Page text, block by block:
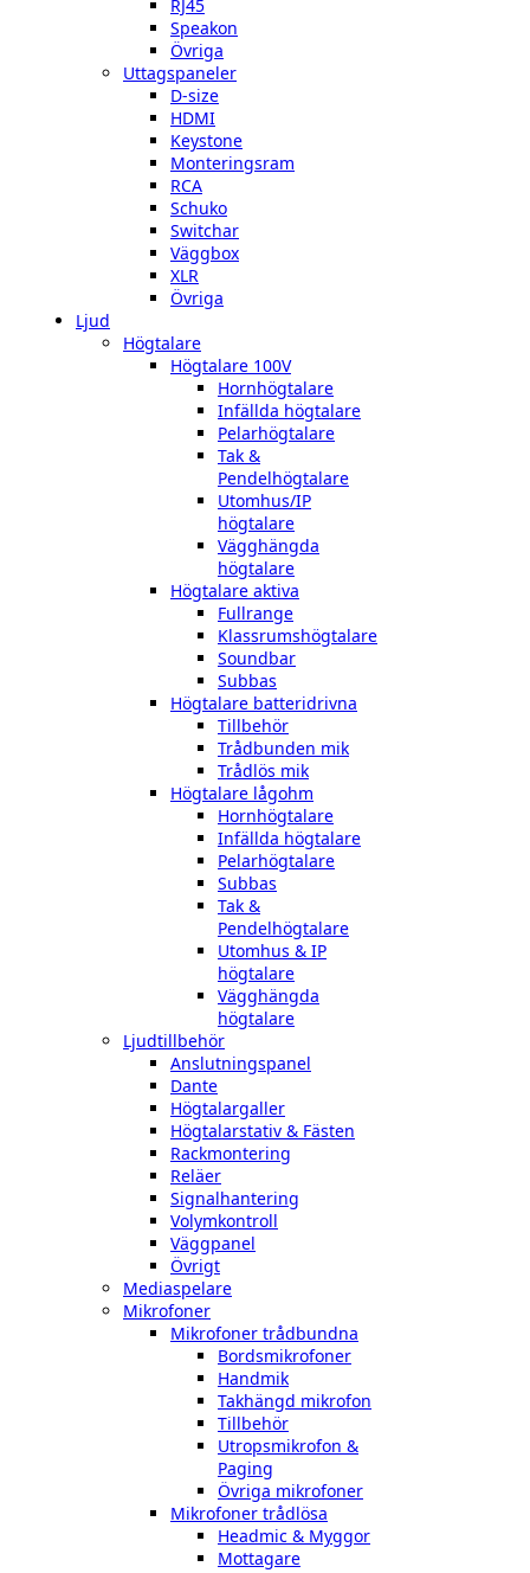
RJ45
Speakon
Övriga
Uttagspaneler
D-size
HDMI
Keystone
Monteringsram
RCA
Schuko
Switchar
Väggbox
XLR
Övriga
Ljud
Högtalare
Högtalare 100V
Hornhögtalare
Infällda högtalare
Pelarhögtalare
Tak &
Pendelhögtalare
Utomhus/IP
högtalare
Vägghängda
högtalare
Högtalare aktiva
Fullrange
Klassrumshögtalare
Soundbar
Subbas
Högtalare batteridrivna
Tillbehör
Trådbunden mik
Trådlös mik
Högtalare lågohm
Hornhögtalare
Infällda högtalare
Pelarhögtalare
Subbas
Tak &
Pendelhögtalare
Utomhus & IP
högtalare
Vägghängda
högtalare
Ljudtillbehör
Anslutningspanel
Dante
Högtalargaller
Högtalarstativ & Fästen
Rackmontering
Reläer
Signalhantering
Volymkontroll
Väggpanel
Övrigt
Mediaspelare
Mikrofoner
Mikrofoner trådbundna
Bordsmikrofoner
Handmik
Takhängd mikrofon
Tillbehör
Utropsmikrofon &
Paging
Övriga mikrofoner
Mikrofoner trådlösa
Headmic & Myggor
Mottagare